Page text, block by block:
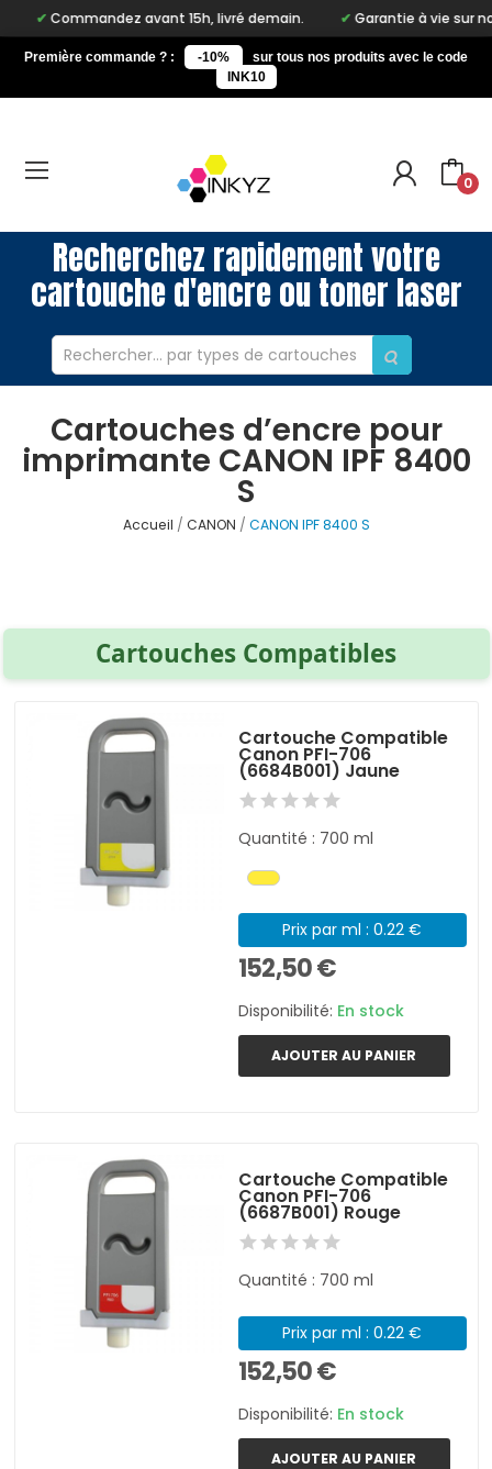
Commandez avant 15h, livré demain. Garantie à vie sur notre
Première commande ? : -10%
sur tous nos produits avec le code
INK10
0
Recherchez rapidement votre
cartouche d'encre ou toner laser
Cartouches d’encre pour
imprimante CANON IPF 8400
S
Accueil CANON CANON IPF 8400 S
Cartouches Compatibles
Cartouche Compatible
Canon PFI-706
(6684B001) Jaune
Quantité : 700 ml
Prix par ml : 0.22 €
152,50 €
Disponibilité: En stock
AJOUTER AU PANIER
Cartouche Compatible
Canon PFI-706
(6687B001) Rouge
Quantité : 700 ml
Prix par ml : 0.22 €
152,50 €
Disponibilité: En stock
AJOUTER AU PANIER